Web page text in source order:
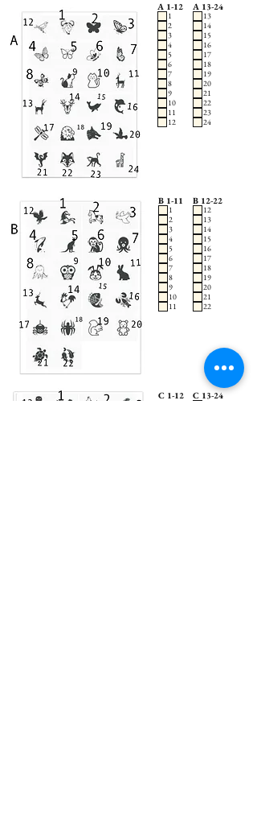
A 1-12
1
2
3
4
5
6
7
8
9
10
11
12
A 13-24
13
14
15
16
17
18
19
20
21
22
23
24
B 1-11
1
2
3
4
5
6
7
8
9
10
11
B 12-22
12
13
14
15
16
17
18
19
20
21
22
C 13-24
C 1-12